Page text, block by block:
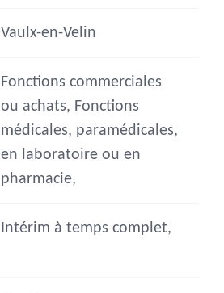
Vaulx-en-Velin
Fonctions commerciales
ou achats, Fonctions
médicales, paramédicales,
en laboratoire ou en
pharmacie,
Intérim à temps complet,